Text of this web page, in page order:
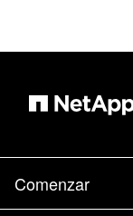
Comenzar